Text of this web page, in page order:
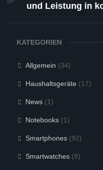
und Leistung in
KATEGORIEN
Allgemein (34)
Haushaltsgeräte (17)
News(1)
Notebooks(1)
Smartphones(92)
Smartwatches(8)